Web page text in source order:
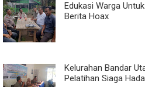
Edukasi Warga
Berita Hoax
Kelurahan Bandar
Pelatihan Siaga